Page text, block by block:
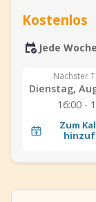
TuneTempo
Event
Kostenlos
Jede
Nächster
Dienstag,
16:00 -
Zum